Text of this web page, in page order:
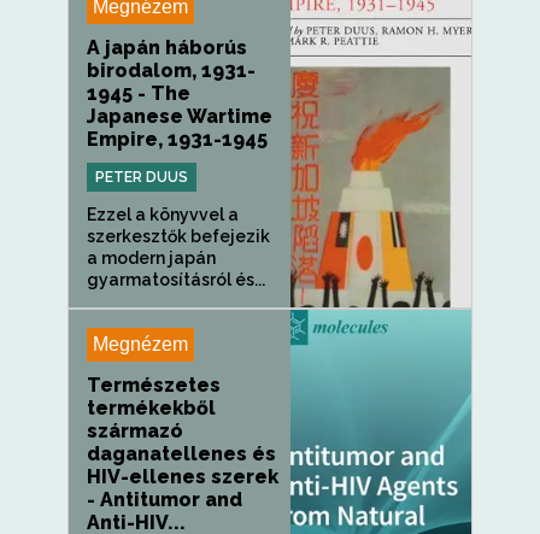
Megnézem
A japán háborús
birodalom, 1931-
1945 - The
Japanese Wartime
Empire, 1931-1945
PETER DUUS
Ezzel a könyvvel a
szerkesztők befejezik
a modern japán
gyarmatosításról és...
Megnézem
Természetes
termékekből
származó
daganatellenes és
HIV-ellenes szerek
- Antitumor and
Anti-HIV...